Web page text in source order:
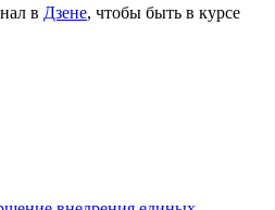
в Дзене, чтобы быть в курсе